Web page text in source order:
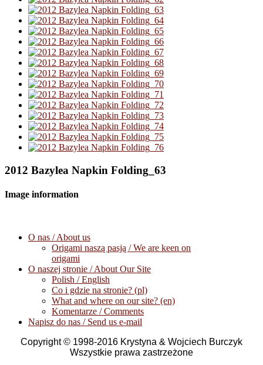
2012 Bazylea Napkin Folding_63
Image information
O nas / About us
Origami naszą pasją / We are keen on
origami
O naszej stronie / About Our Site
Polish / English
Co i gdzie na stronie? (pl)
What and where on our site? (en)
Komentarze / Comments
Napisz do nas / Send us e-mail
Copyright © 1998-2016 Krystyna & Wojciech Burczyk
Wszystkie prawa zastrzeżone